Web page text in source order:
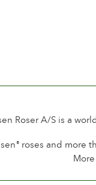
Roser A/S is a
®roses and more